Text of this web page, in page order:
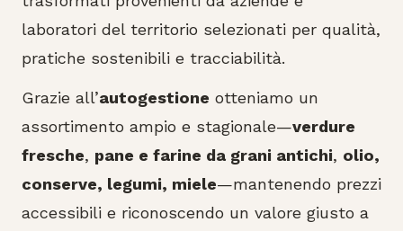
laboratori del territorio selezionati per qualità,
pratiche sostenibili e tracciabilità.
Grazie all’autogestione otteniamo un
assortimento ampio e stagionale—verdure
fresche, pane e farine da grani antichi, olio,
conserve, legumi, miele—mantenendo prezzi
accessibili e riconoscendo un valore giusto a